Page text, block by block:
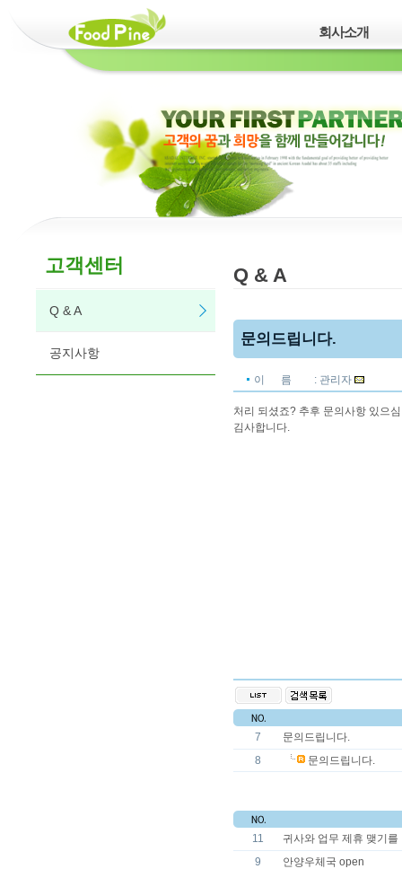
회사소개
고객센터
Q & A
공지사항
Q & A
문의드립니다.
이 름 : 관리자
처리 되셨죠? 추후 문의사항 있으
김사합니다.
7
문의드립니다.
8
문의드립니다.
11
귀사와 업무 제휴 맺기를
9
안양우체국 open